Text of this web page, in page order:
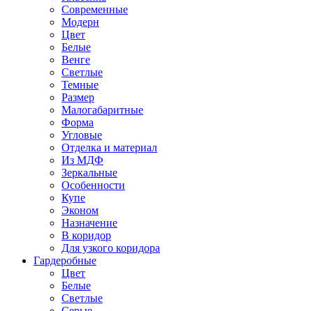
Современные
Модерн
Цвет
Белые
Венге
Светлые
Темные
Размер
Малогабаритные
Форма
Угловые
Отделка и материал
Из МДФ
Зеркальные
Особенности
Купе
Эконом
Назначение
В коридор
Для узкого коридора
Гардеробные
Цвет
Белые
Светлые